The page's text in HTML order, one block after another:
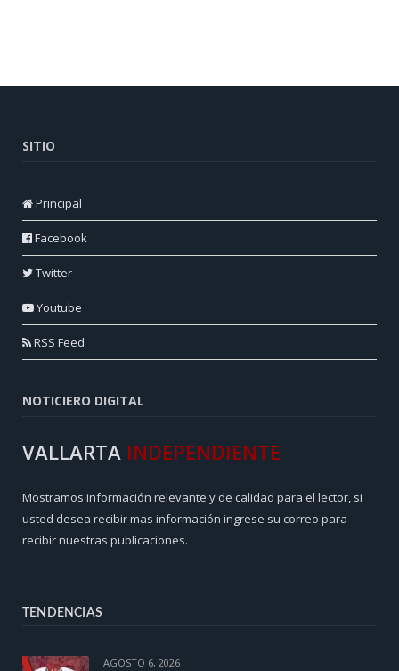
SITIO
Principal
Facebook
Twitter
Youtube
RSS Feed
NOTICIERO DIGITAL
VALLARTA INDEPENDIENTE
Mostramos información relevante y de calidad para el lector, si
usted desea recibir mas información ingrese su correo para
recibir nuestras publicaciones.
TENDENCIAS
AGOSTO 6, 2026